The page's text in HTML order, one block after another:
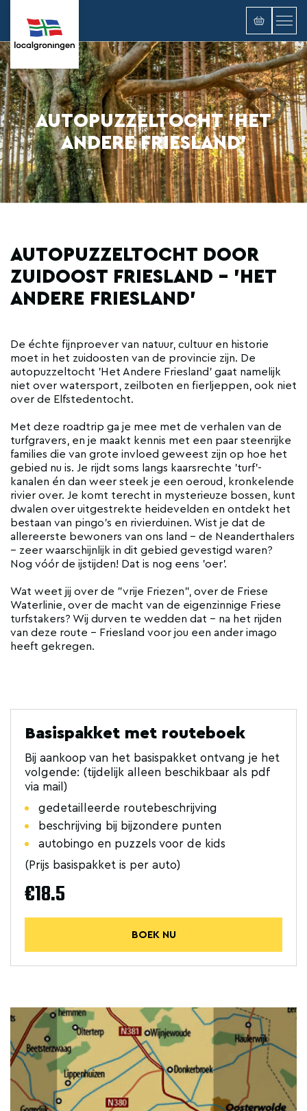
AUTOPUZZELTOCHT 'HET
ANDERE FRIESLAND'
AUTOPUZZELTOCHT DOOR
ZUIDOOST FRIESLAND - 'HET
ANDERE FRIESLAND'
De échte fijnproever van natuur, cultuur en historie
moet in het zuidoosten van de provincie zijn. De
autopuzzeltocht 'Het Andere Friesland' gaat namelijk
niet over watersport, zeilboten en fierljeppen, ook niet
over de Elfstedentocht.
Met deze roadtrip ga je mee met de verhalen van de
turfgravers, en je maakt kennis met een paar steenrijke
families die van grote invloed geweest zijn op hoe het
gebied nu is. Je rijdt soms langs kaarsrechte 'turf'-
kanalen én dan weer steek je een oeroud, kronkelende
rivier over. Je komt terecht in mysterieuze bossen, kunt
dwalen over uitgestrekte heidevelden en ontdekt het
bestaan van pingo's en rivierduinen. Wist je dat de
allereerste bewoners van ons land – de Neanderthalers
– zeer waarschijnlijk in dit gebied gevestigd waren?
Nog vóór de ijstijden! Dat is nog eens 'oer'.
Wat weet jij over de "vrije Friezen", over de Friese
Waterlinie, over de macht van de eigenzinnige Friese
turfstakers? Wij durven te wedden dat – na het rijden
van deze route – Friesland voor jou een ander imago
heeft gekregen.
Basispakket met routeboek
Bij aankoop van het basispakket ontvang je het
volgende: (tijdelijk alleen beschikbaar als pdf
via mail)
gedetailleerde routebeschrijving
beschrijving bij bijzondere punten
autobingo en puzzels voor de kids
(Prijs basispakket is per auto)
€18.5
BOEK NU